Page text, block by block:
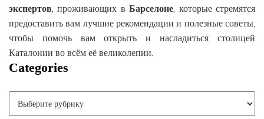
экспертов , проживающих вБарселоне , которые стремятся
предоставить вам лучшие рекомендации и полезные советы,
чтобы помочь вам открыть и насладиться столицей
Каталонии во всём её великолепии.
Categories